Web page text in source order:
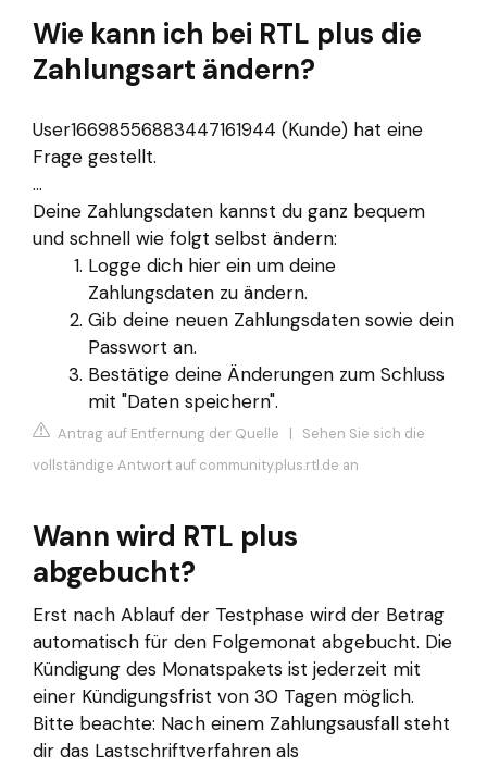
Wie kann ich bei RTL plus die
Zahlungsart ändern?
User16698556883447161944 (Kunde) hat eine
Frage gestellt.
...
Deine Zahlungsdaten kannst du ganz bequem
und schnell wie folgt selbst ändern:
Logge dich hier ein um deine
Zahlungsdaten zu ändern.
Gib deine neuen Zahlungsdaten sowie dein
Passwort an.
Bestätige deine Änderungen zum Schluss
mit "Daten speichern".
Antrag auf Entfernung der Quelle | Sehen Sie sich die
vollständige Antwort auf community.plus.rtl.de an
Wann wird RTL plus
abgebucht?
Erst nach Ablauf der Testphase wird der Betrag
automatisch für den Folgemonat abgebucht. Die
Kündigung des Monatspakets ist jederzeit mit
einer Kündigungsfrist von 30 Tagen möglich.
Bitte beachte: Nach einem Zahlungsausfall steht
dir das Lastschriftverfahren als